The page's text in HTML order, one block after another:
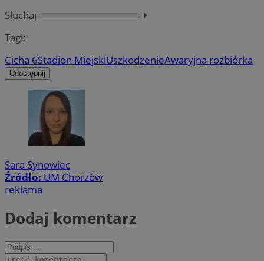
Słuchaj
⏵︎
Tagi:
Cicha 6Stadion MiejskiUszkodzenieAwaryjna rozbiórka
Udostępnij
Sara Synowiec
Źródło: UM Chorzów
reklama
Dodaj komentarz